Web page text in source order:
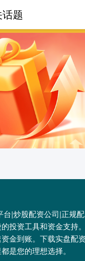
|炒股配资公司|正规
投资工具和资金支持
金到账。下载实盘配
是您的理想选择。
题